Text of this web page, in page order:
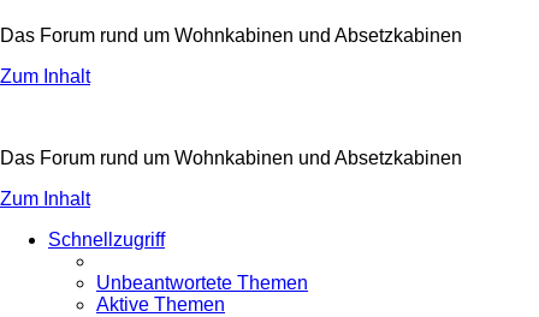
Das Forum rund um Wohnkabinen und Absetzkabinen
Zum Inhalt
Das Forum rund um Wohnkabinen und Absetzkabinen
Zum Inhalt
Schnellzugriff
Unbeantwortete Themen
Aktive Themen